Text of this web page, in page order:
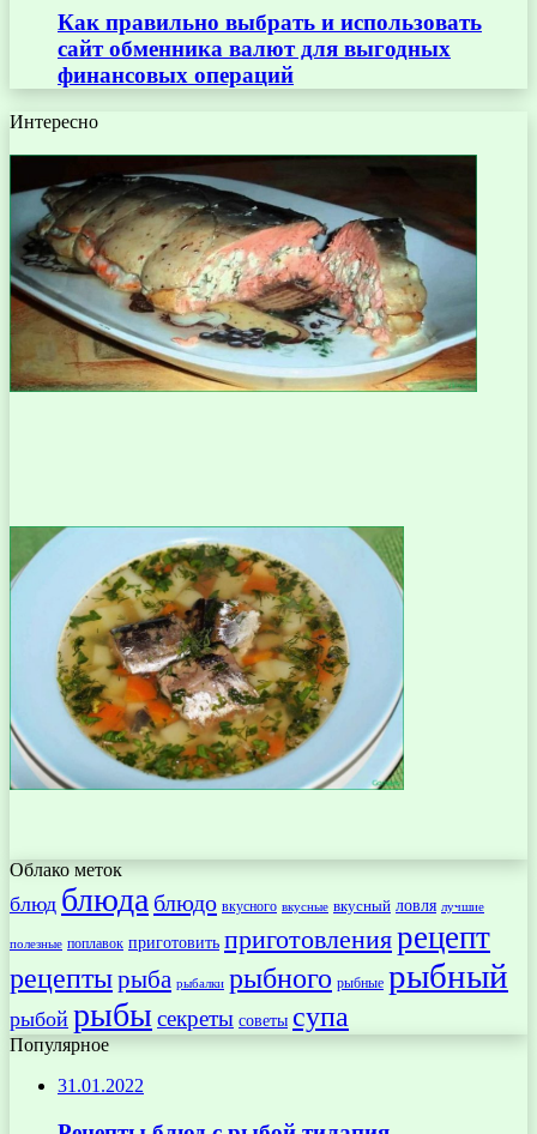
Как правильно выбрать и использовать
сайт обменника валют для выгодных
финансовых операций
Интересно
Облако меток
блюд блюда блюдо вкусного вкусные вкусный ловля лучшие
полезные поплавок приготовить приготовлениярецепт
рецептырыба рыбалки рыбного рыбные рыбный
рыбой рыбысекреты советы супа
Популярное
31.01.2022